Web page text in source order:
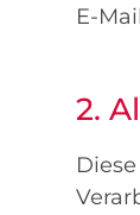
E-
2.